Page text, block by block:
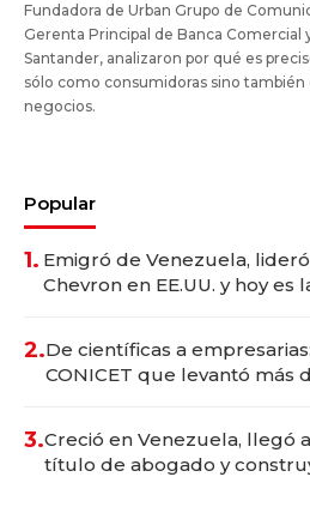
Fundadora de Urban Grupo de
Gerenta Principal de Banca
Santander, analizaron por qué es
sólo como consumidoras sino
negocios.
Popular
1. Emigró de Venezuela,
Chevron en EE.UU. y hoy es
2.De científicas a
CONICET que levantó más
3.Creció en Venezuela, llegó
título de abogado y